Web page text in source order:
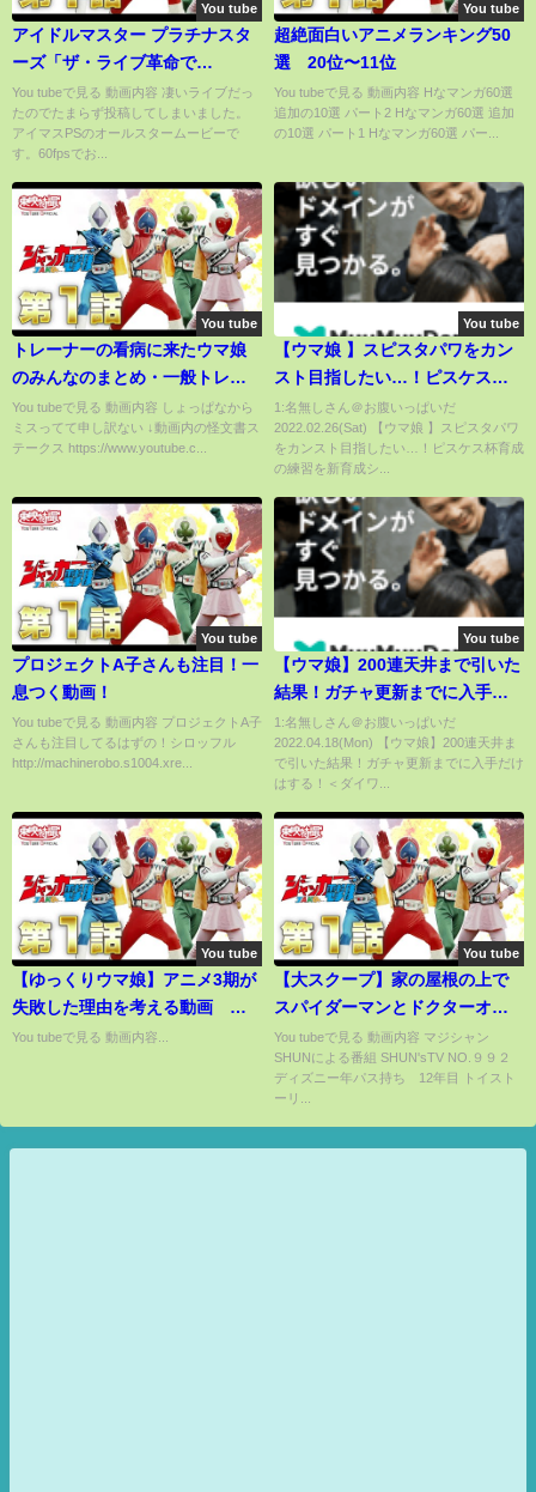
You tube
アイドルマスター プラチナスタ
ーズ「ザ・ライブ革命で
SHOW！」オールスターライブ
You tubeで見る 動画内容 凄いライブだっ
たのでたまらず投稿してしまいました。
アイマスPSのオールスタームービーで
す。60fpsでお...
You tube
超絶面白いアニメランキング50
選 20位〜11位
You tubeで見る 動画内容 Hなマンガ60選
追加の10選 パート2 Hなマンガ60選 追加
の10選 パート1 Hなマンガ60選 パー...
You tube
トレーナーの看病に来たウマ娘
のみんなのまとめ・一般トレー
ナーたちの反応集・怪文書ステ
ークス【ウマ娘プリティーダー
ビー】【うまだっちの看病もお
ー】【オグリキャップ】
You tubeで見る 動画内容 しょっぱなから
ミスってて申し訳ない ↓動画内の怪文書ス
テークス https://www.youtube.c...
You tube
【ウマ娘 】スピスタパワをカン
スト目指したい…！ピスケス杯
育成の練習を新育成シナリオで
試す！スピパワ育成でスタミナ
と根性を盛る！【くろいけもみ
1:名無しさん＠お腹いっぱいだ
2022.02.26(Sat) 【ウマ娘 】スピスタパワ
をカンスト目指したい…！ピスケス杯育成
の練習を新育成シ...
You tube
プロジェクトA子さんも注目！一
息つく動画！
You tubeで見る 動画内容 プロジェクトA子
さんも注目してるはずの！シロッフル
http://machinerobo.s1004.xre...
You tube
【ウマ娘】200連天井まで引いた
結果！ガチャ更新までに入手だ
けはする！＜ダイワスカーレッ
トPUガチャ＞【ゆっくり実況】
1:名無しさん＠お腹いっぱいだ
2022.04.18(Mon) 【ウマ娘】200連天井ま
で引いた結果！ガチャ更新までに入手だけ
はする！＜ダイワ...
You tube
【ゆっくりウマ娘】アニメ3期が
失敗した理由を考える動画
【biimシステム】
You tubeで見る 動画内容...
You tube
【大スクープ】家の屋根の上で
スパイダーマンとドクターオク
トパスが戦ってました…
You tubeで見る 動画内容 マジシャン
SHUNによる番組 SHUN'sTV NO.９９２
ディズニー年パス持ち 12年目 トイスト
ーリ...